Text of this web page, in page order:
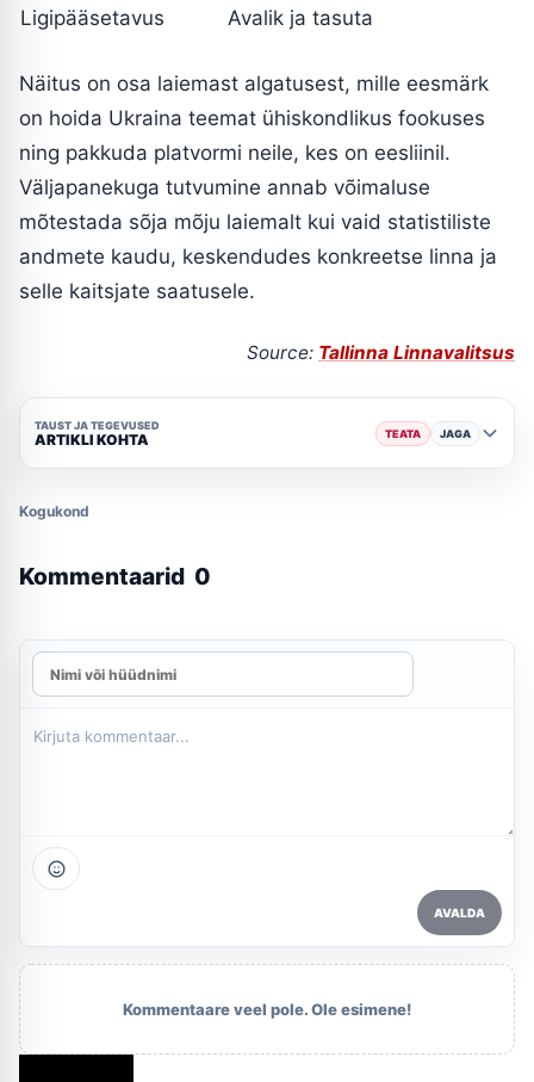
Ligipääsetavus Avalik ja tasuta
Näitus on osa laiemast algatusest, mille eesmärk
on hoida Ukraina teemat ühiskondlikus fookuses
ning pakkuda platvormi neile, kes on eesliinil.
Väljapanekuga tutvumine annab võimaluse
mõtestada sõja mõju laiemalt kui vaid statistiliste
andmete kaudu, keskendudes konkreetse linna ja
selle kaitsjate saatusele.
Source: Tallinna Linnavalitsus
TAUST JA TEGEVUSED
ARTIKLI KOHTA TEATA JAGA
Kogukond
Kommentaarid 0
AVALDA
Kommentaare veel pole. Ole esimene!